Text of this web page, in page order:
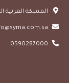
المملكة العربية
0590287000